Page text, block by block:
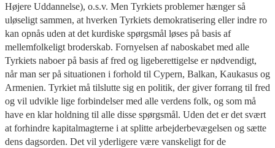
Højere Uddannelse), o.s.v. Men Tyrkiets problemer hænger så
uløseligt sammen, at hverken Tyrkiets demokratisering eller indre ro
kan opnås uden at det kurdiske spørgsmål løses på basis af
mellemfolkeligt broderskab. Fornyelsen af naboskabet med alle
Tyrkiets naboer på basis af fred og ligeberettigelse er nødvendigt,
når man ser på situationen i forhold til Cypern, Balkan, Kaukasus og
Armenien. Tyrkiet må tilslutte sig en politik, der giver forrang til fred
og vil udvikle lige forbindelser med alle verdens folk, og som må
have en klar holdning til alle disse spørgsmål. Uden det er det svært
at forhindre kapitalmagterne i at splitte arbejderbevægelsen og sætte
dens dagsorden. Det vil yderligere være vanskeligt for de